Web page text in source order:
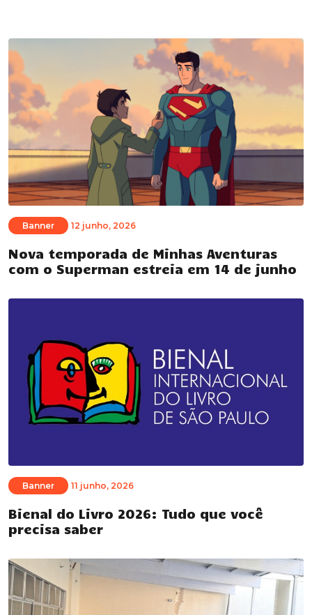
Banner 12 junho, 2026
Nova temporada de Minhas Aventuras
com o Superman estreia em 14 de junho
Banner 11 junho, 2026
Bienal do Livro 2026: Tudo que você
precisa saber